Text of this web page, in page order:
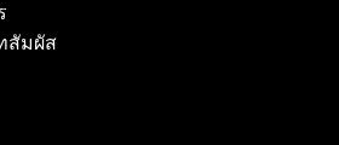
สัมผัส